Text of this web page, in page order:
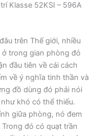
Klasse 52KSI – 596A
trên Thế giới, nhiều
trong gian phòng đó
đầu tiên về cái cách
về ý nghĩa tinh thần và
đồ dùng đó phải nói
khó có thể thiếu.
giữa phòng, nó đem
đó có quạt trần